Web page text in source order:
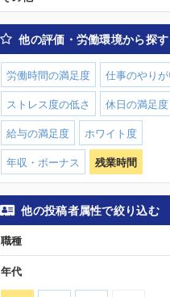
他の評価・労働環境から探す
労働時間の満足度
仕事のやり
ストレス度の低さ
休日の満足度
給与の満足度
ホワイト度
年収・ボーナス
残業時間
他の投稿者属性で絞り込む
職種
年代